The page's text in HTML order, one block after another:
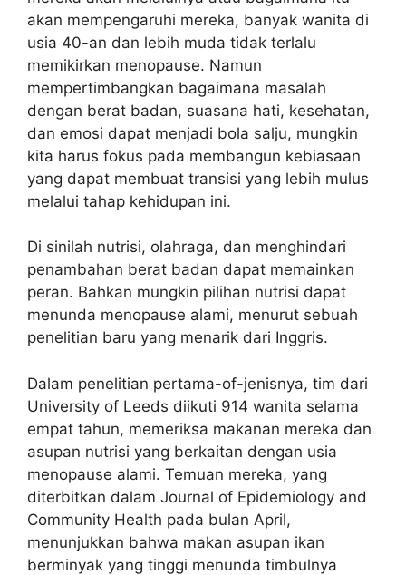
akan mempengaruhi mereka, banyak wanita di
usia 40-an dan lebih muda tidak terlalu
memikirkan menopause. Namun
mempertimbangkan bagaimana masalah
dengan berat badan, suasana hati, kesehatan,
dan emosi dapat menjadi bola salju, mungkin
kita harus fokus pada membangun kebiasaan
yang dapat membuat transisi yang lebih mulus
melalui tahap kehidupan ini.
Di sinilah nutrisi, olahraga, dan menghindari
penambahan berat badan dapat memainkan
peran. Bahkan mungkin pilihan nutrisi dapat
menunda menopause alami, menurut sebuah
penelitian baru yang menarik dari Inggris.
Dalam penelitian pertama-of-jenisnya, tim dari
University of Leeds diikuti 914 wanita selama
empat tahun, memeriksa makanan mereka dan
asupan nutrisi yang berkaitan dengan usia
menopause alami. Temuan mereka, yang
diterbitkan dalam Journal of Epidemiology and
Community Health pada bulan April,
menunjukkan bahwa makan asupan ikan
berminyak yang tinggi menunda timbulnya